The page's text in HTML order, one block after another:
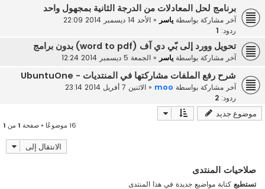
برنامج لحل المعادلات من الدرجة الثانية بمجهول واحد
آخر مشاركة بواسطة ياسر « الأحد 14 ديسمبر 2014 22:09
ردود: 1
تحويل وورد إلى بّي دي آف (word to pdf) بدون برامج
آخر مشاركة بواسطة ياسر « الجمعة 5 ديسمبر 2014 12:24
شرح رفع الملفات مشاركتها في المنتديات - UbuntuOne
آخر مشاركة بواسطة moo
« الاثنين 7 أفريل 2014 23:14
ردود: 2
موضوع جديد
16 موضوعًا • صفحة 1 من 1
الانتقال إلى
صلاحيات المنتدى
تستطيع كتابة مواضيع جديدة في هذا المنتدى